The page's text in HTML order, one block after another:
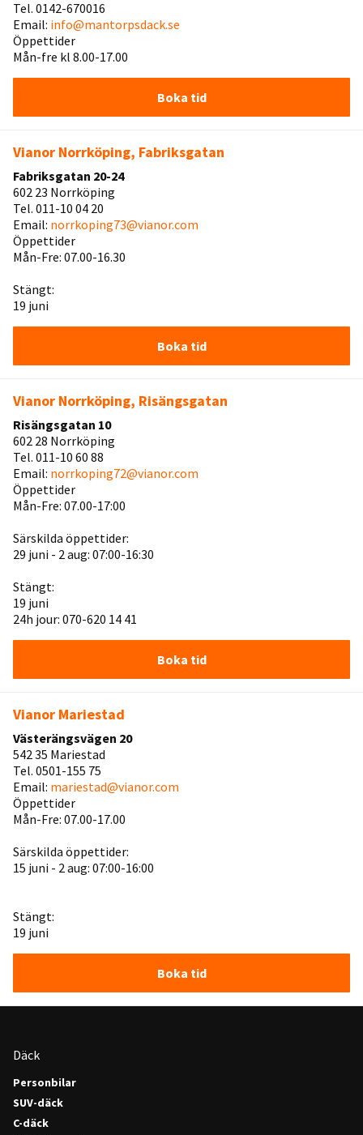
Tel. 0142-670016
Email: info@mantorpsdack.se
Öppettider
Mån-fre kl 8.00-17.00
Boka tid
Vianor Norrköping, Fabriksgatan
Fabriksgatan 20-24
602 23 Norrköping
Tel. 011-10 04 20
Email: norrkoping73@vianor.com
Öppettider
Mån-Fre: 07.00-16.30
Stängt:
19 juni
Boka tid
Vianor Norrköping, Risängsgatan
Risängsgatan 10
602 28 Norrköping
Tel. 011-10 60 88
Email: norrkoping72@vianor.com
Öppettider
Mån-Fre: 07.00-17:00
Särskilda öppettider:
29 juni - 2 aug: 07:00-16:30
Stängt:
19 juni
24h jour: 070-620 14 41
Boka tid
Vianor Mariestad
Västerängsvägen 20
542 35 Mariestad
Tel. 0501-155 75
Email: mariestad@vianor.com
Öppettider
Mån-Fre: 07.00-17.00
Särskilda öppettider:
15 juni - 2 aug: 07:00-16:00
Stängt:
19 juni
Boka tid
Däck
Personbilar
SUV-däck
C-däck